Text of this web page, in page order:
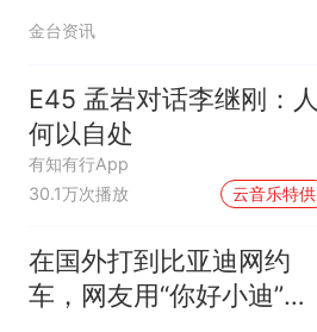
金台资讯
E45 孟岩对话李继刚：人
何以自处
有知有行App
30.1万次播放
云音乐特供
在国外打到比亚迪网约
车，网友用“你好小迪”一